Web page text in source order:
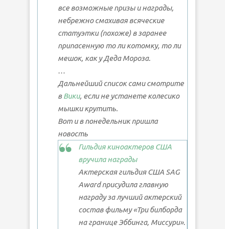
все возможные призы и награды,
небрежно смахивая всяческие
статуэтки (похоже) в заранее
припасенную то ли котомку, то ли
мешок, как у Деда Мороза.
…
Дальнейший список сами смотрите
вВики, если не устанете колесико
мышки крутить.
Вот и в понедельник пришла
новость
Гильдия киноактеров США
вручила награды
Актерская гильдия США SAG
Award присудила главную
награду за лучший актерский
состав фильму «Три билборда
на границе Эббинга, Миссури».